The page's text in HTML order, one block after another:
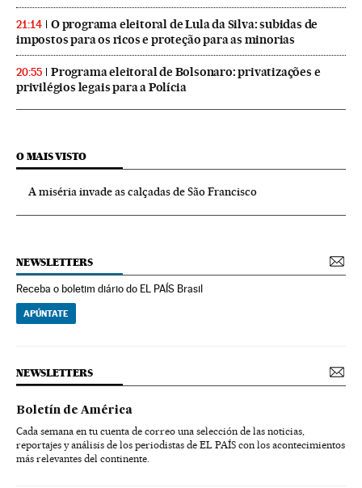
21:14
O programa eleitoral de Lula da Silva: subidas de
impostos para os ricos e proteção para as minorias
20:55
Programa eleitoral de Bolsonaro: privatizações e
privilégios legais para a Polícia
O MAIS VISTO
A miséria invade as calçadas de São Francisco
NEWSLETTERS
Receba o boletim diário do EL PAÍS Brasil
APÚNTATE
NEWSLETTERS
Boletín de América
Cada semana en tu cuenta de correo una selección de las noticias,
reportajes y análisis de los periodistas de EL PAÍS con los acontecimientos
más relevantes del continente.